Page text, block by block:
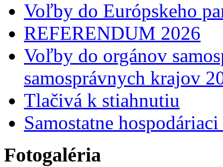
Voľby do Európskeho
REFERENDUM 2026
Voľby do orgánov
samosprávnych krajov
Tlačivá k stiahnutiu
Samostatne
Fotogaléria